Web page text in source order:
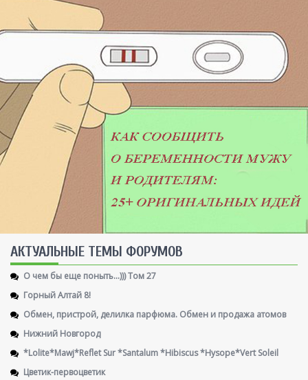
AКТУАЛЬНЫЕ ТЕМЫ ФОРУМОВ
О чем бы еще поныть...))) Том 27
Горный Алтай 8!
Обмен, пристрой, делилка парфюма. Обмен и продажа атомов
Нижний Новгород
*Lolite*Mawj*Reflet Sur *Santalum *Hibiscus *Hysope*Vert Soleil
Цветик-первоцветик